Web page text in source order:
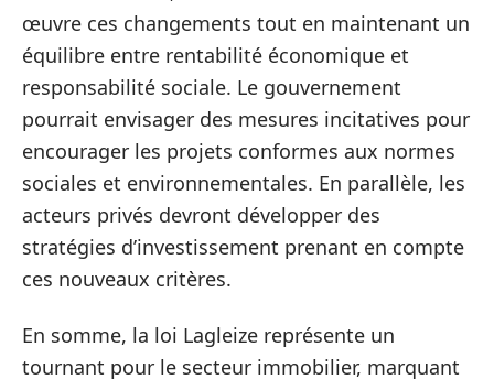
œuvre ces changements tout en maintenant un
équilibre entre rentabilité économique et
responsabilité sociale. Le gouvernement
pourrait envisager des mesures incitatives pour
encourager les projets conformes aux normes
sociales et environnementales. En parallèle, les
acteurs privés devront développer des
stratégies d’investissement prenant en compte
ces nouveaux critères.
En somme, la loi Lagleize représente un
tournant pour le secteur immobilier, marquant